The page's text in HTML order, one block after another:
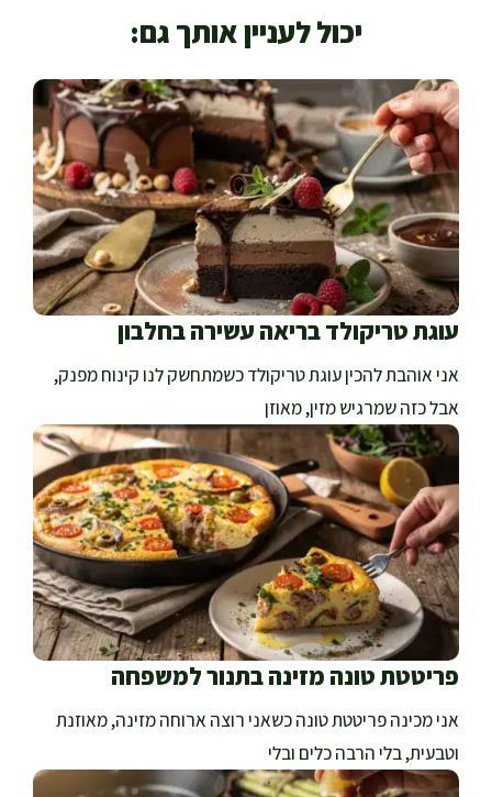
יכול לעניין אותך גם:
עוגת טריקולד בריאה עשירה בחלבון
אני אוהבת להכין עוגת טריקולד כשמתחשק לנו קינוח מפנק,
אבל כזה שמרגיש מזין, מאוזן
פריטטת טונה מזינה בתנור למשפחה
אני מכינה פריטטת טונה כשאני רוצה ארוחה מזינה, מאוזנת
וטבעית, בלי הרבה כלים ובלי